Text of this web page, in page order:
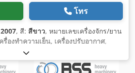
โทร
2007, สี: สีขาว, หมายเลขเครื่องจักร/ยาน
รื่องทำความเย็น, เครื่องปรับอากาศ,